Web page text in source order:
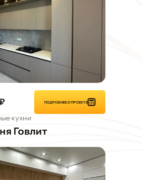
ПОДРОБНЕЕ О ПРОЕКТЕ
кухни
Говлит